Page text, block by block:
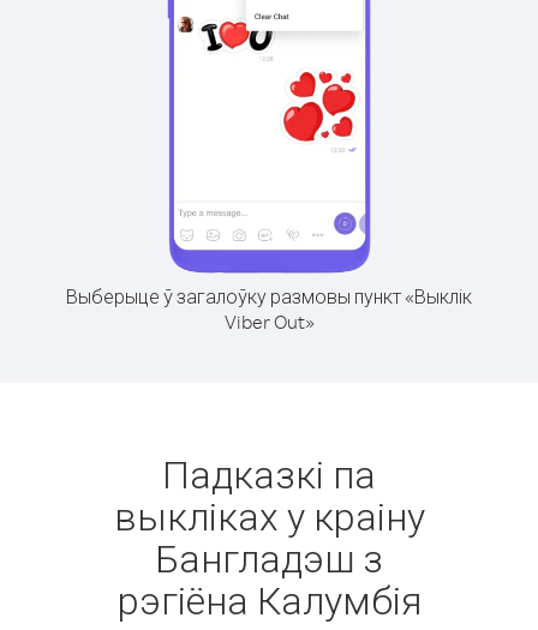
Выберыце ў загалоўку размовы пункт «Выклік
Viber Out»
Падказкі па
выкліках у краіну
Бангладэш з
рэгіёна Калумбія